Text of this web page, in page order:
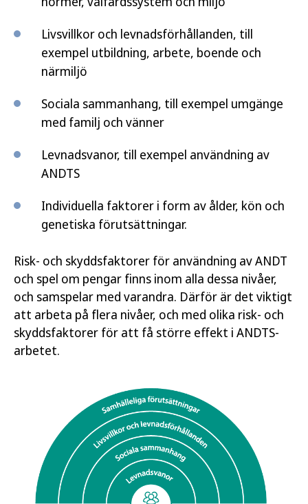
Livsvillkor och levnadsförhållanden, till
exempel utbildning, arbete, boende och
närmiljö
Sociala sammanhang, till exempel umgänge
med familj och vänner
Levnadsvanor, till exempel användning av
ANDTS
Individuella faktorer i form av ålder, kön och
genetiska förutsättningar.
Risk- och skyddsfaktorer för användning av ANDT
och spel om pengar finns inom alla dessa nivåer,
och samspelar med varandra. Därför är det viktigt
att arbeta på flera nivåer, och med olika risk- och
skyddsfaktorer för att få större effekt i ANDTS-
arbetet.